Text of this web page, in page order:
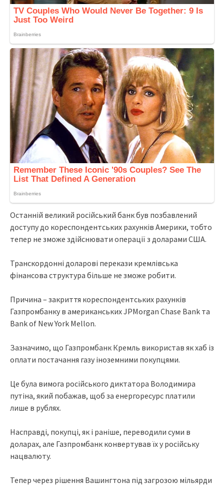
Останній великий російський банк був позбавлений
доступу до кореспондентських рахунків Америки, тобто
тепер не зможе здійснювати операції з доларами США.
Транскордонні доларові перекази кремлівська
фінансова структура більше не зможе робити.
Причина – закриття кореспондентських рахунків
Газпромбанку в американських JPMorgan Chase Bank та
Bank of New York Mellon.
Зазначимо, що Газпромбанк Кремль використав як хаб із
оплати постачання газу іноземними покупцями.
Це була вимога російського диктатора Володимира
путіна, який побажав, щоб за енергоресурс платили
лише в рублях.
Насправді, покупці, як і раніше, переводили суми в
доларах, але Газпромбанк конвертував їх у російську
нацвалюту.
Тепер через рішення Вашингтона під загрозою мільярди